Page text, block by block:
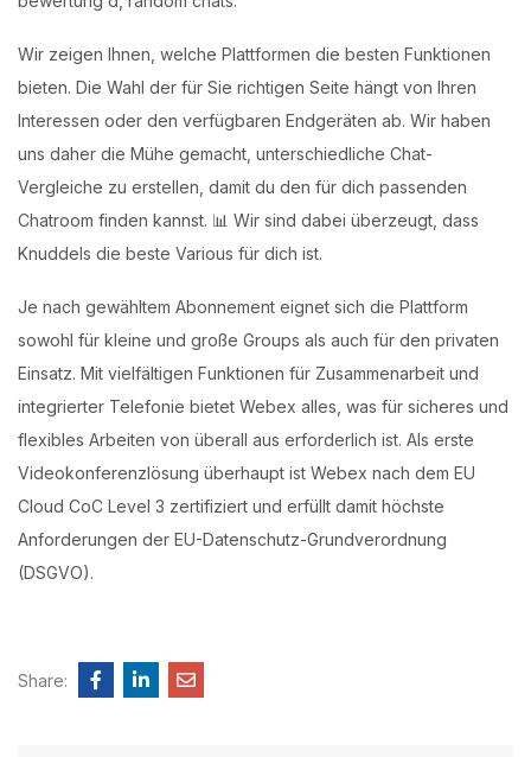
Wir zeigen Ihnen, welche Plattformen die besten Funktionen
bieten. Die Wahl der für Sie richtigen Seite hängt von Ihren
Interessen oder den verfügbaren Endgeräten ab. Wir haben
uns daher die Mühe gemacht, unterschiedliche Chat-
Vergleiche zu erstellen, damit du den für dich passenden
Chatroom finden kannst. 📊 Wir sind dabei überzeugt, dass
Knuddels die beste Various für dich ist.
Je nach gewähltem Abonnement eignet sich die Plattform
sowohl für kleine und große Groups als auch für den privaten
Einsatz. Mit vielfältigen Funktionen für Zusammenarbeit und
integrierter Telefonie bietet Webex alles, was für sicheres und
flexibles Arbeiten von überall aus erforderlich ist. Als erste
Videokonferenzlösung überhaupt ist Webex nach dem EU
Cloud CoC Level 3 zertifiziert und erfüllt damit höchste
Anforderungen der EU-Datenschutz-Grundverordnung
(DSGVO).
Share: